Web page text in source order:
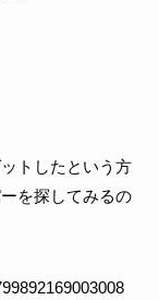
トしたという方
を探してみるの